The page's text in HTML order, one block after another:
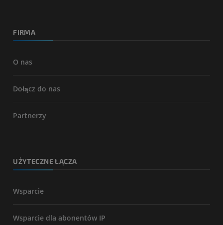
FIRMA
O nas
Dołącz do nas
Partnerzy
UŻYTECZNE ŁĄCZA
Wsparcie
Wsparcie dla abonentów IP